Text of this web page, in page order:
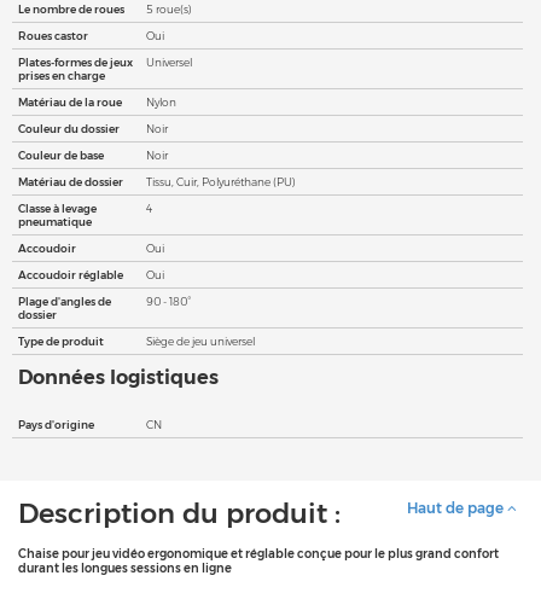
Le nombre de roues
5 roue(s)
Roues castor
Oui
Plates-formes de jeux
prises en charge
Universel
Matériau de la roue
Nylon
Couleur du dossier
Noir
Couleur de base
Noir
Matériau de dossier
Tissu, Cuir, Polyuréthane (PU)
Classe à levage
pneumatique
4
Accoudoir
Oui
Accoudoir réglable
Oui
Plage d'angles de
dossier
90 - 180°
Type de produit Siège de jeu universel
Données logistiques
Pays d'origine CN
Haut de page
Description du produit :
Chaise pour jeu vidéo ergonomique et réglable conçue pour le plus grand confort
durant les longues sessions en ligne